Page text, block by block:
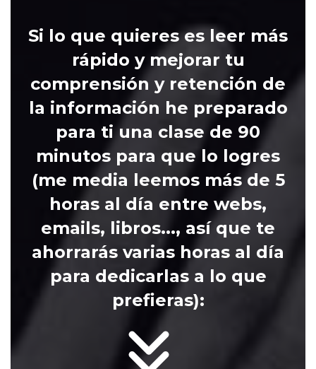
Si lo que quieres es leer más
rápido y mejorar tu
comprensión y retención de
la información he preparado
para ti una clase de 90
minutos para que lo logres
(me media leemos más de 5
horas al día entre webs,
emails, libros..., así que te
ahorrarás varias horas al día
para dedicarlas a lo que
prefieras):